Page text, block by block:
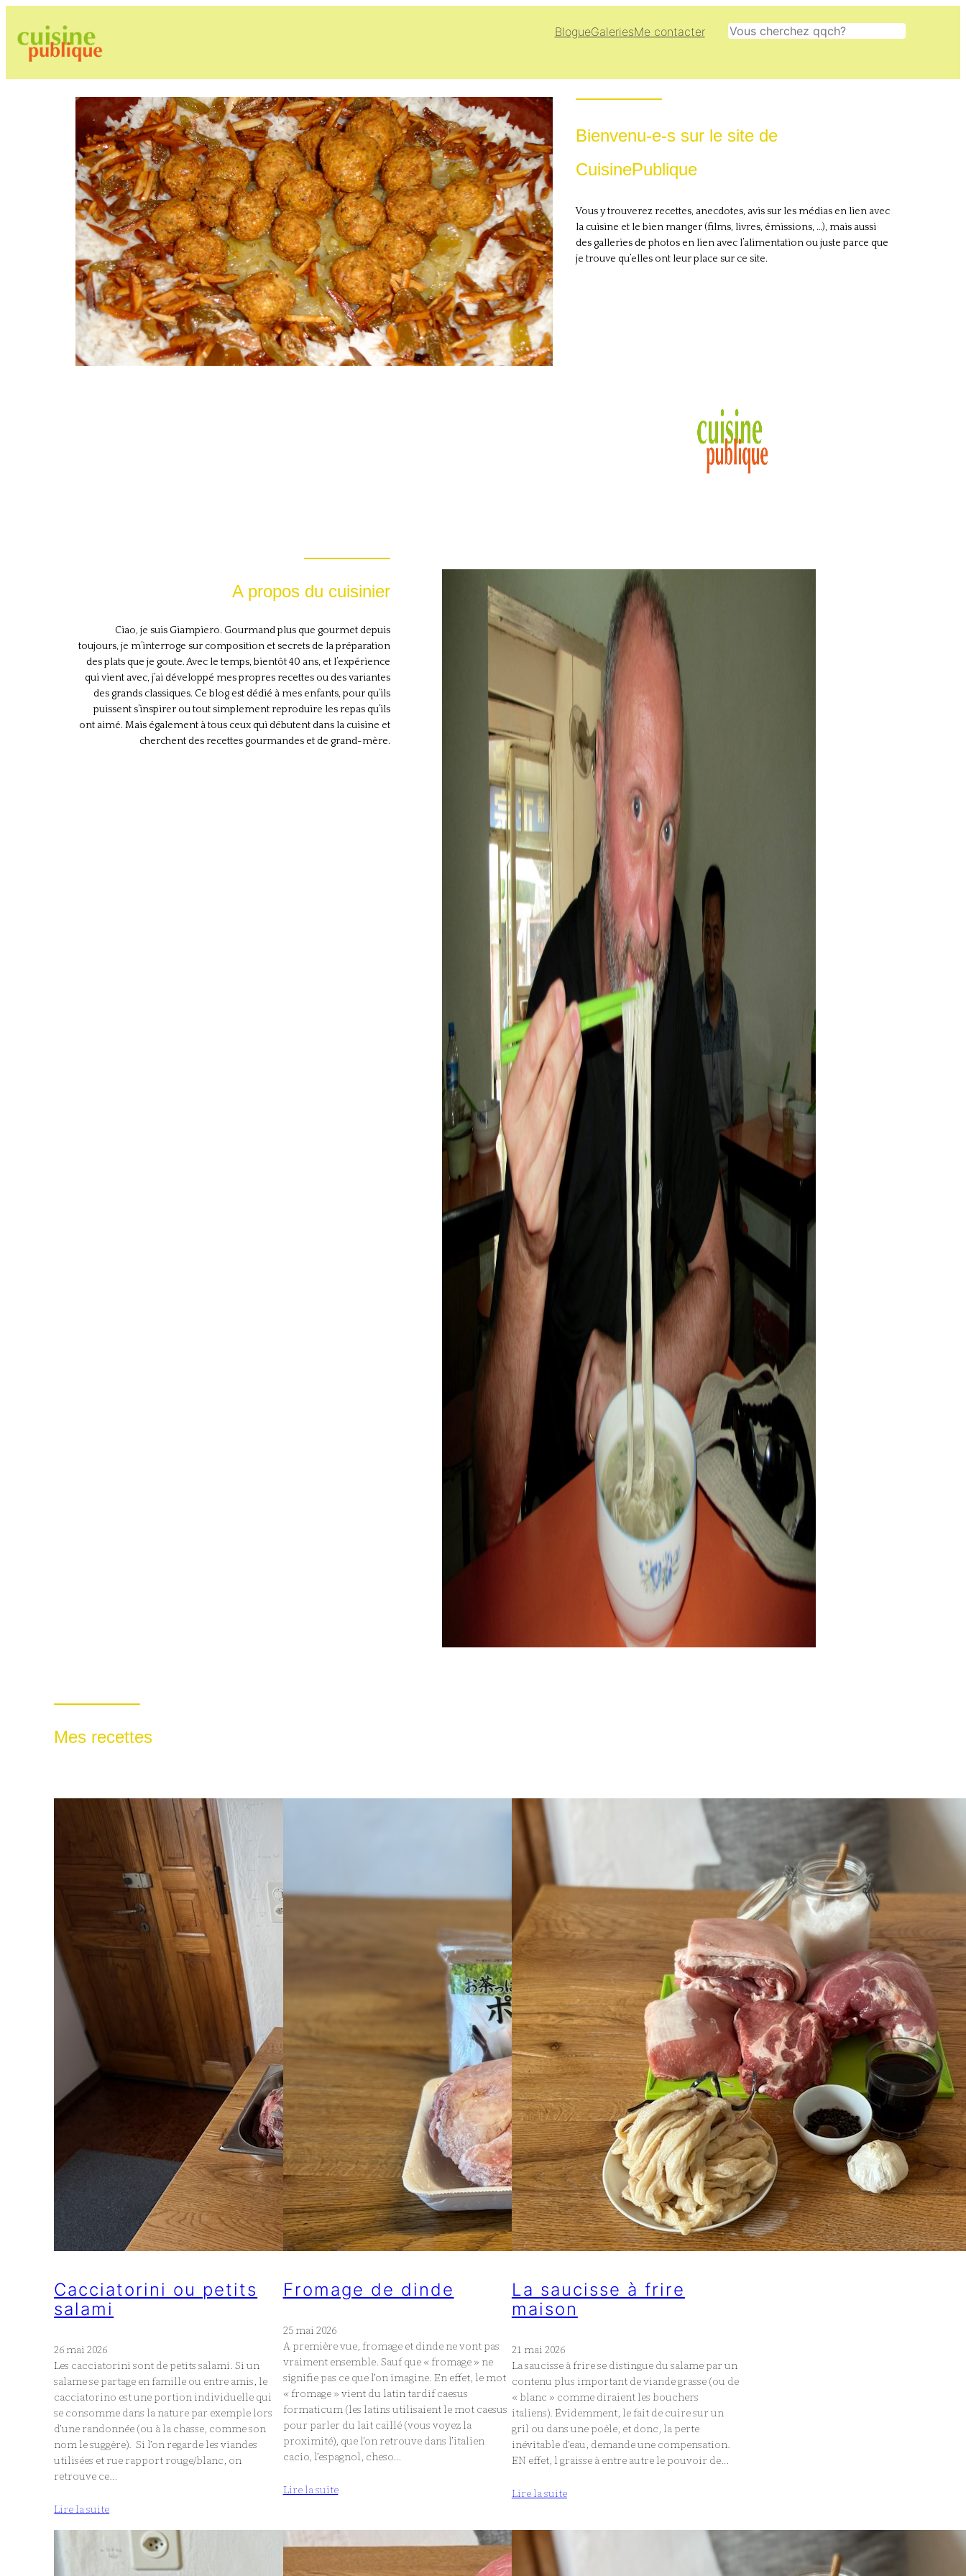
BlogueGaleriesMe contacter Rechercher
Bienvenu-e-s sur le site de
CuisinePublique
Vous y trouverez recettes, anecdotes, avis sur les médias en lien avec
la cuisine et le bien manger (films, livres, émissions, …), mais aussi
des galleries de photos en lien avec l’alimentation ou juste parce que
je trouve qu’elles ont leur place sur ce site.
A propos du cuisinier
Ciao, je suis Giampiero. Gourmand plus que gourmet depuis
toujours, je m’interroge sur composition et secrets de la préparation
des plats que je goute. Avec le temps, bientôt 40 ans, et l’expérience
qui vient avec, j’ai développé mes propres recettes ou des variantes
des grands classiques. Ce blog est dédié à mes enfants, pour qu’ils
puissent s’inspirer ou tout simplement reproduire les repas qu’ils
ont aimé. Mais également à tous ceux qui débutent dans la cuisine et
cherchent des recettes gourmandes et de grand-mère.
Mes recettes
Cacciatorini ou petits
salami
26 mai 2026
Les cacciatorini sont de petits salami. Si un
salame se partage en famille ou entre amis, le
cacciatorino est une portion individuelle qui
se consomme dans la nature par exemple lors
d’une randonnée (ou à la chasse, comme son
nom le suggère). Si l’on regarde les viandes
utilisées et rue rapport rouge/blanc, on
retrouve ce…
Lire la suite
Fromage de dinde
25 mai 2026
A première vue, fromage et dinde ne vont pas
vraiment ensemble. Sauf que « fromage » ne
signifie pas ce que l’on imagine. En effet, le mot
« fromage » vient du latin tardif caesus
formaticum (les latins utilisaient le mot caesus
pour parler du lait caillé (vous voyez la
proximité), que l’on retrouve dans l’italien
cacio, l’espagnol, cheso…
Lire la suite
La saucisse à frire
maison
21 mai 2026
La saucisse à frire se distingue du salame par un
contenu plus important de viande grasse (ou de
« blanc » comme diraient les bouchers
italiens). Évidemment, le fait de cuire sur un
gril ou dans une poêle, et donc, la perte
inévitable d’eau, demande une compensation.
EN effet, l graisse à entre autre le pouvoir de…
Lire la suite